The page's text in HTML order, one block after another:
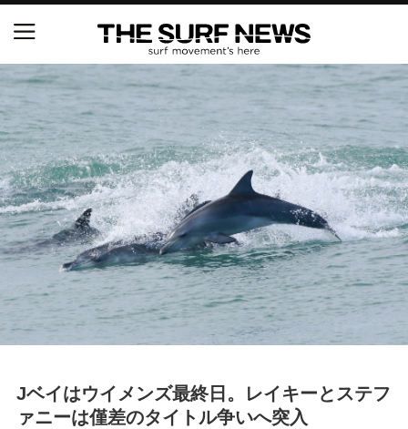
Jベイはウイメンズ最終日。レイキーとステフ
ァニーは僅差のタイトル争いへ突入
NSAと茅ヶ崎市が包括連携協定を締結 自治体との
協定は全国初、サーフィンを軸に地域活性化へ
【五十嵐カノア独占インタビュー】旧友レオ、ジャ
ックとの豪華プライベートセッション
S.ONE ショート＆ロング開幕戦・現地リポート（高
橋みなと）
ニュース
製品情報
試合